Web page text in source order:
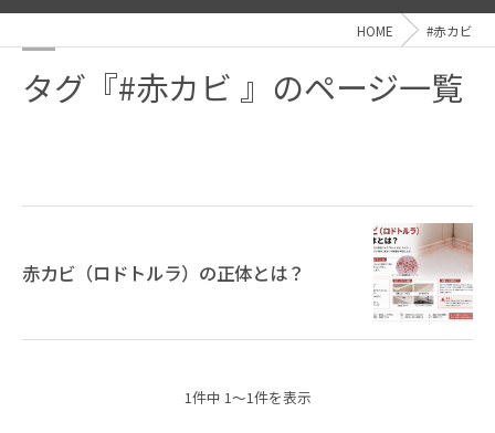
HOME #赤カビ
タグ『#赤カビ 』のページ一覧
赤カビ（ロドトルラ）の正体とは？
1件中 1～1件を表示